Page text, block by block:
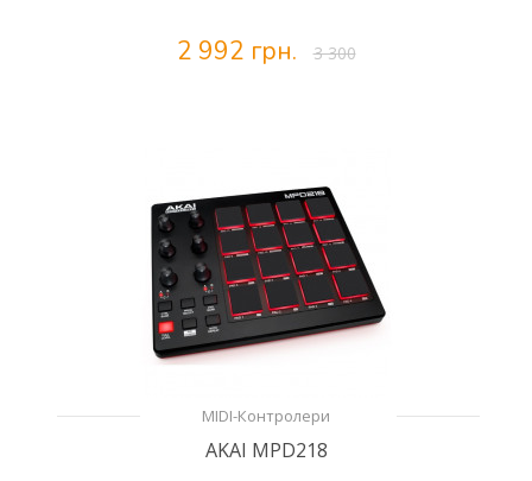
2 992 грн. 3 300
MIDI-Контролери
AKAI MPD218